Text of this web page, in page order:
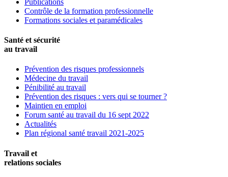
Contrôle de la formation professionnelle
Formations sociales et paramédicales
Santé et sécurité
au travail
Prévention des risques professionnels
Médecine du travail
Pénibilité au travail
Prévention des risques : vers qui se tourner ?
Maintien en emploi
Forum santé au travail du 16 sept 2022
Actualités
Plan régional santé travail 2021-2025
Travail et
relations sociales